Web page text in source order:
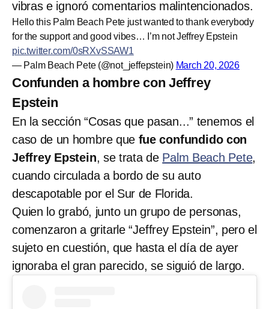
vibras e ignoró comentarios malintencionados.
Hello this Palm Beach Pete just wanted to thank everybody
for the support and good vibes… I’m not Jeffrey Epstein
pic.twitter.com/0sRXvSSAW1
— Palm Beach Pete (@not_jeffepstein) March 20, 2026
Confunden a hombre con Jeffrey
Epstein
En la sección “Cosas que pasan...” tenemos el
caso de un hombre que fue confundido con
Jeffrey Epstein, se trata de Palm Beach Pete,
cuando circulada a bordo de su auto
descapotable por el Sur de Florida.
Quien lo grabó, junto un grupo de personas,
comenzaron a gritarle “Jeffrey Epstein”, pero el
sujeto en cuestión, que hasta el día de ayer
ignoraba el gran parecido, se siguió de largo.